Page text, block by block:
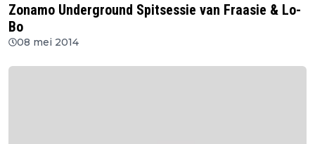
Zonamo Underground Spitsessie van Fraasie & Lo-
Bo
08 mei 2014